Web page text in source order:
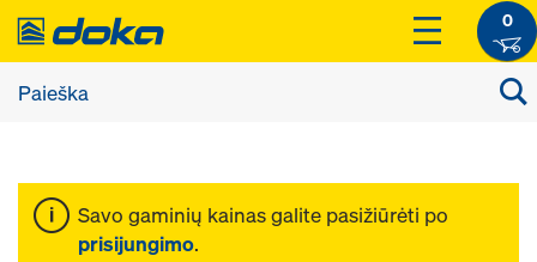
0
Savo gaminių kainas galite pasižiūrėti po
prisijungimo.